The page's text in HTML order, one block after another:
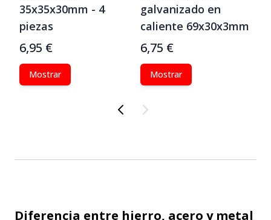
est&#225;
disponible
35x35x30mm - 4
galvanizado en
caliente
Diferencia entre hierro, acero y metal